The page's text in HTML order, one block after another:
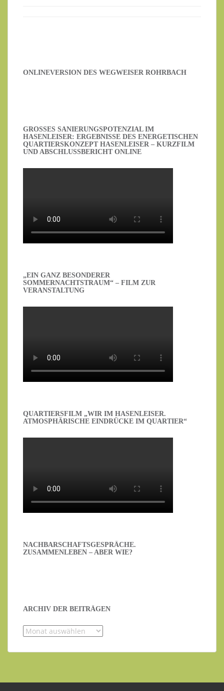
ONLINEVERSION DES WEGWEISER ROHRBACH
GROSSES SANIERUNGSPOTENZIAL IM H
ASENLEISER: ERGEBNISSE DES ENERGETISCHEN Q
UARTIERSKONZEPT HASENLEISER – KURZFILM U
ND ABSCHLUSSBERICHT ONLINE
„EIN GANZ BESONDERER
SOMMERNACHTSTRAUM“ – FILM ZUR
VERANSTALTUNG
QUARTIERSFILM „WIR IM HASENLEISER.
ATMOSPHÄRISCHE EINDRÜCKE IM QUARTIER“
NACHBARSCHAFTSGESPRÄCHE.
ZUSAMMENLEBEN – ABER WIE?
ARCHIV DER BEITRÄGEN